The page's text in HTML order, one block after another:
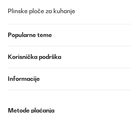
Plinske ploče za kuhanje
Popularne teme
Korisnička podrška
Informacije
Metode plaćanja